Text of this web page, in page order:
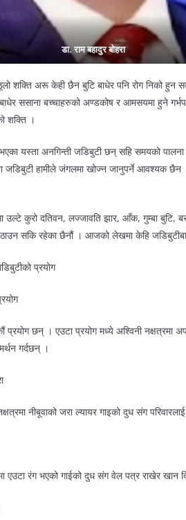
डा. राम बहादुर बोहरा
शक्ति अरू केही छैन बुटि बाधेर पनि रोग निको हुन
ससाना बच्चाहरुको अण्डकोष र आमसयमा हुने
शक्ति ।
यस्ता अनगिन्ती जडिबुटी छन् सहि समयको
हामीले जंगलमा खोज्न जानुपर्ने आवश्यक छैन ।
उल्टे कुरो दतिवन, लज्जावति झार, आँक, गुम्बा बुटि,
सकि रहेका छैनौं । आजको लेखमा केहि
प्रयोग
प्रयोग छन् । एउटा प्रयोग मध्ये अश्विनी नक्षत्रमा
गर्दछन् ।
नीबूवाको जरा ल्यायर गाइको दुध संग
एउटा रंग भएको गाईको दुध संग वेल पत्र राखेर खान